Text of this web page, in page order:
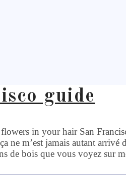
guide
in your hair San
ne m’est jamais autant arrivé
de bois que vous voyez sur